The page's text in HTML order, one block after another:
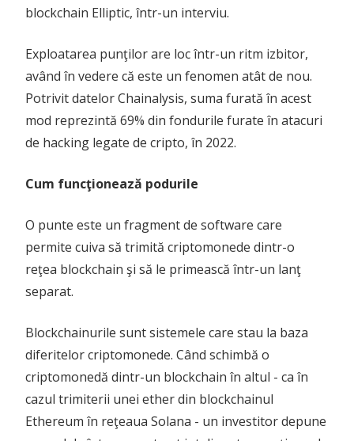
blockchain Elliptic, într-un interviu.
Exploatarea punţilor are loc într-un ritm izbitor,
având în vedere că este un fenomen atât de nou.
Potrivit datelor Chainalysis, suma furată în acest
mod reprezintă 69% din fondurile furate în atacuri
de hacking legate de cripto, în 2022.
Cum funcţionează podurile
O punte este un fragment de software care
permite cuiva să trimită criptomonede dintr-o
reţea blockchain şi să le primească într-un lanţ
separat.
Blockchainurile sunt sistemele care stau la baza
diferitelor criptomonede. Când schimbă o
criptomonedă dintr-un blockchain în altul - ca în
cazul trimiterii unei ether din blockchainul
Ethereum în reţeaua Solana - un investitor depune